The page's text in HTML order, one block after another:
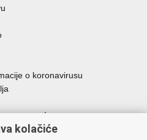
o koronavirusu
sustava
kolačiće